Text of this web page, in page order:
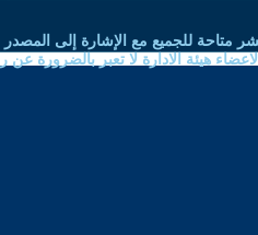
متاحة للجميع مع الإشارة إلى المصدر
هيئة الادارة لا تعبر بالضرورة عن